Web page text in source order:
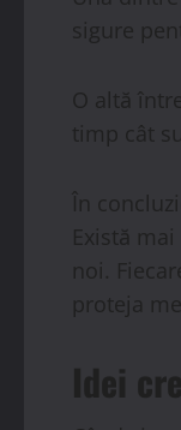
sigure
O altă
timp cât
În
Există
noi.
proteja
Idei